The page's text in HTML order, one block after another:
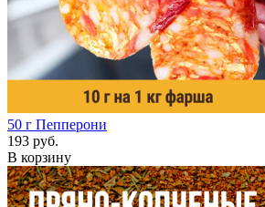
50 г Пепперони
193 руб.
В корзину